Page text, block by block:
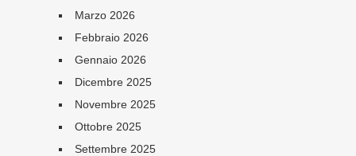
Marzo 2026
Febbraio 2026
Gennaio 2026
Dicembre 2025
Novembre 2025
Ottobre 2025
Settembre 2025